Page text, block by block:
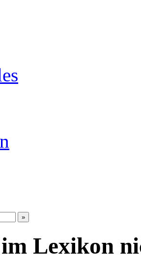
Lexikon